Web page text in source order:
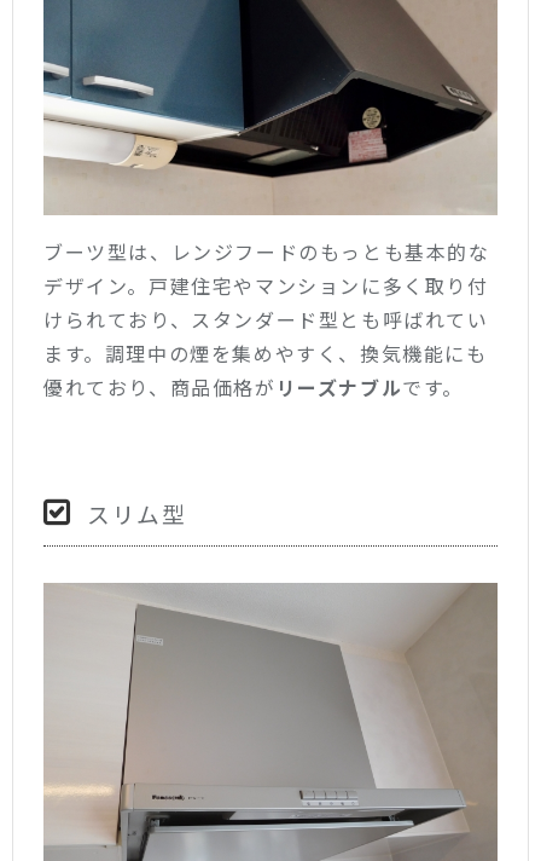
ブーツ型は、レンジフードのもっとも基本的な
デザイン。戸建住宅やマンションに多く取り付
けられており、スタンダード型とも呼ばれてい
ます。調理中の煙を集めやすく、換気機能にも
優れており、商品価格が リーズナブルです。
スリム型